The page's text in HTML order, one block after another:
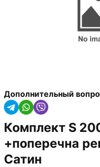
Дополнительный
Комплект S
+поперечна
Сатин